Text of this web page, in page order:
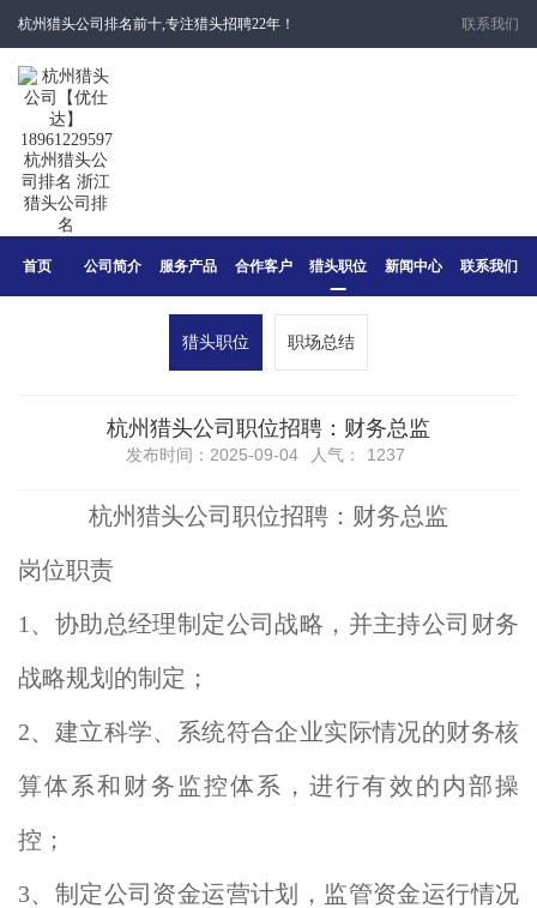
杭州猎头公司排名前十,专注猎头招聘22年！ 联系我们
首页 公司简介 服务产品 合作客户 猎头职位 新闻中心 联系我们
猎头职位 职场总结
杭州猎头公司职位招聘：财务总监
发布时间：2025-09-04 人气： 1237
杭州猎头公司职位招聘：财务总监
岗位职责
1、协助总经理制定公司战略，并主持公司财务
战略规划的制定；
2、建立科学、系统符合企业实际情况的财务核
算体系和财务监控体系，进行有效的内部操
控；
3、制定公司资金运营计划，监管资金运行情况